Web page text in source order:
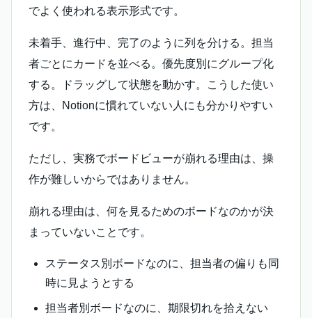
でよく使われる表示形式です。
未着手、進行中、完了のように列を分ける。担当
者ごとにカードを並べる。優先度別にグループ化
する。ドラッグして状態を動かす。こうした使い
方は、Notionに慣れていない人にも分かりやすい
です。
ただし、実務でボードビューが崩れる理由は、操
作が難しいからではありません。
崩れる理由は、何を見るためのボードなのかが決
まっていないことです。
ステータス別ボードなのに、担当者の偏りも同
時に見ようとする
担当者別ボードなのに、期限切れを拾えない